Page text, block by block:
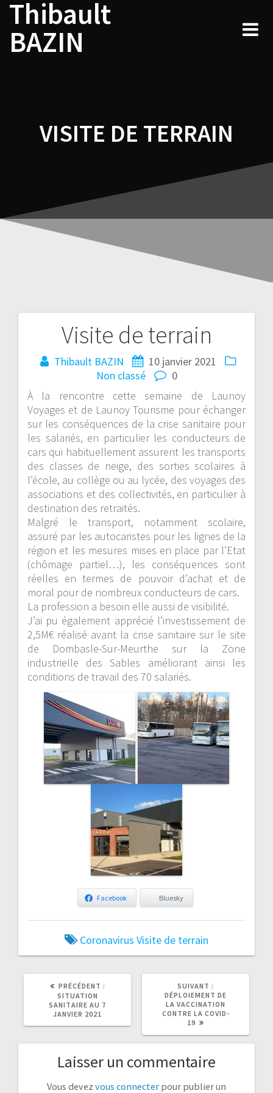
Skip
content
Thibault
BAZIN
VISITE DE TERRAIN
Visite de terrain
Thibault BAZIN
10 janvier 2021
Non classé
0
À la rencontre cette semaine de Launoy
Voyages et de Launoy Tourisme pour échanger
sur les conséquences de la crise sanitaire pour
les salariés, en particulier les conducteurs de
cars qui habituellement assurent les transports
des classes de neige, des sorties scolaires à
l’école, au collège ou au lycée, des voyages des
associations et des collectivités, en particulier à
destination des retraités.
Malgré le transport, notamment scolaire,
assuré par les autocaristes pour les lignes de la
région et les mesures mises en place par l’Etat
(chômage partiel…), les conséquences sont
réelles en termes de pouvoir d’achat et de
moral pour de nombreux conducteurs de cars.
La profession a besoin elle aussi de visibilité.
J’ai pu également apprécié l’investissement de
2,5M€ réalisé avant la crise sanitaire sur le site
de Dombasle-Sur-Meurthe sur la Zone
industrielle des Sables améliorant ainsi les
conditions de travail des 70 salariés.
Facebook Bluesky
Coronavirus Visite de terrain
Navigation
de
PRÉCÉDENT :
ARTICLE
PRÉCÉDENT
SITUATION
SANITAIRE AU 7
JANVIER 2021
SUIVANT :
ARTICLE
DÉPLOIEMENT DE
LA VACCINATION
CONTRE LA COVID-
19
Laisser un commentaire
Vous devez vous connecter pour publier un